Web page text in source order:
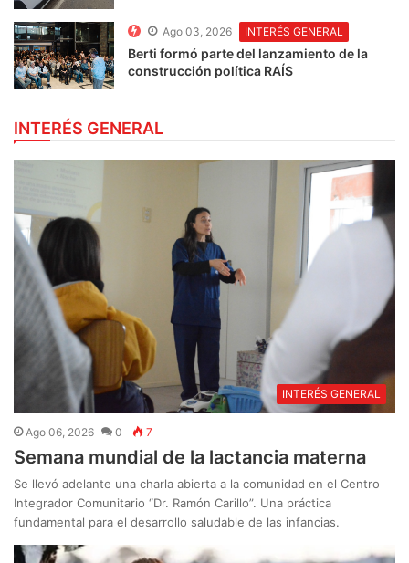
Ago 03, 2026 INTERÉS GENERAL
Berti formó parte del lanzamiento de la
construcción política RAÍS
INTERÉS GENERAL
INTERÉS GENERAL
Ago 06, 2026 0 7
Semana mundial de la lactancia materna
Se llevó adelante una charla abierta a la comunidad en el Centro
Integrador Comunitario “Dr. Ramón Carillo”. Una práctica
fundamental para el desarrollo saludable de las infancias.